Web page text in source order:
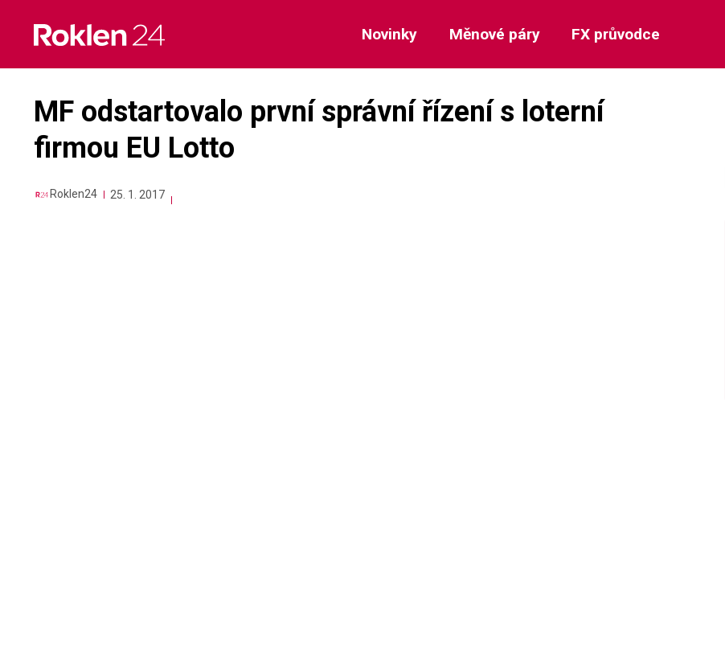
content
Novinky Měnové páry FX průvodce
MF odstartovalo první správní řízení s loterní
firmou EU Lotto
Roklen24 25. 1. 2017